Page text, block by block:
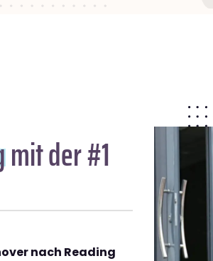
mit der #1
nach Reading